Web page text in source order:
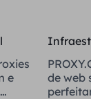
e
de web